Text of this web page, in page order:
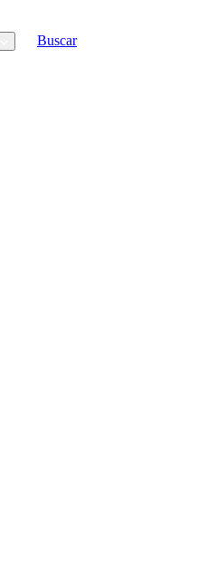
Buscar